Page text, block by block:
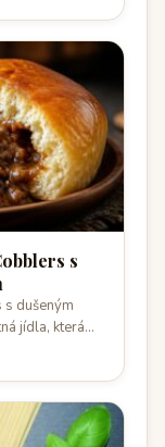
s
s dušeným
jídla, která